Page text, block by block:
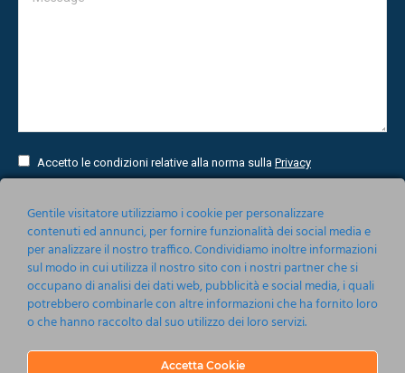
Accetto le condizioni relative alla norma sulla Privacy
Invia
Nonsoloeventi srl 2019-2020
Gentile visitatore utilizziamo i cookie per personalizzare
contenuti ed annunci, per fornire funzionalità dei social media e
per analizzare il nostro traffico. Condividiamo inoltre informazioni
sul modo in cui utilizza il nostro sito con i nostri partner che si
occupano di analisi dei dati web, pubblicità e social media, i quali
potrebbero combinarle con altre informazioni che ha fornito loro
o che hanno raccolto dal suo utilizzo dei loro servizi.
Accetta Cookie